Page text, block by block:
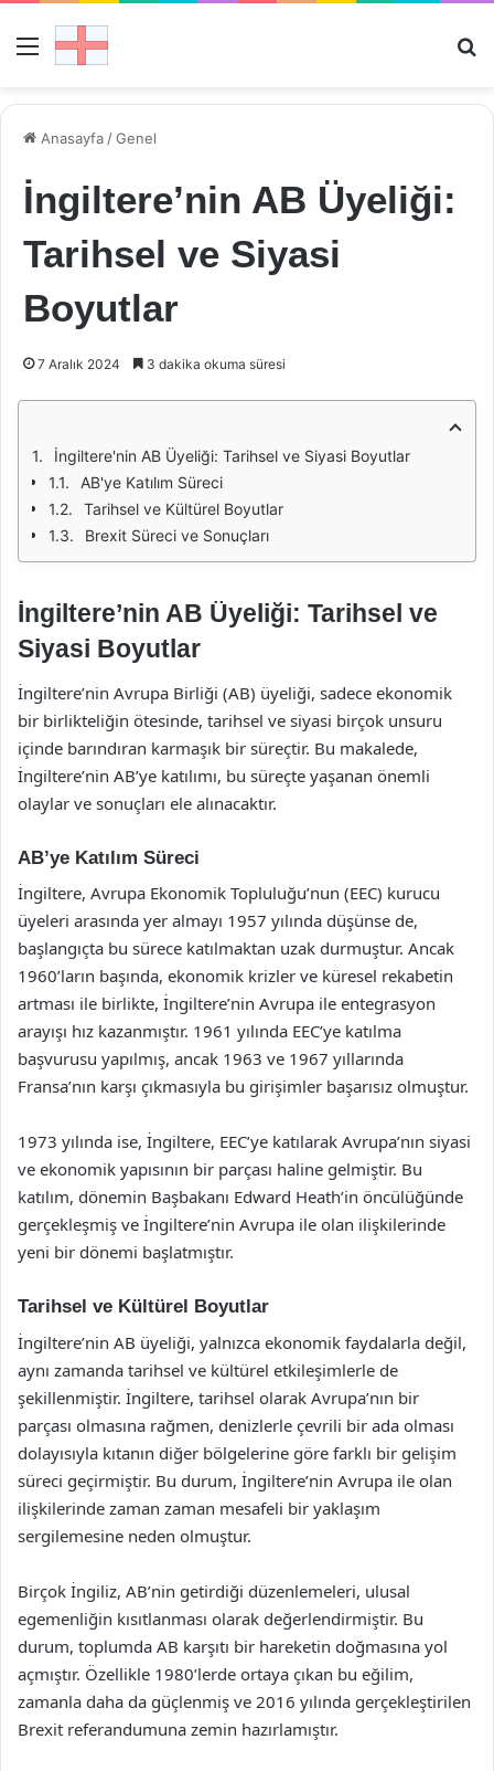
Menü
Anasayfa /Genel
İngiltere’nin AB Üyeliği:
Tarihsel ve Siyasi
Boyutlar
7 Aralık 2024 3 dakika okuma süresi
İngiltere'nin AB Üyeliği: Tarihsel ve Siyasi Boyutlar
AB'ye Katılım Süreci
Tarihsel ve Kültürel Boyutlar
Brexit Süreci ve Sonuçları
İngiltere’nin AB Üyeliği: Tarihsel ve
Siyasi Boyutlar
İngiltere’nin Avrupa Birliği (AB) üyeliği, sadece ekonomik
bir birlikteliğin ötesinde, tarihsel ve siyasi birçok unsuru
içinde barındıran karmaşık bir süreçtir. Bu makalede,
İngiltere’nin AB’ye katılımı, bu süreçte yaşanan önemli
olaylar ve sonuçları ele alınacaktır.
AB’ye Katılım Süreci
İngiltere, Avrupa Ekonomik Topluluğu’nun (EEC) kurucu
üyeleri arasında yer almayı 1957 yılında düşünse de,
başlangıçta bu sürece katılmaktan uzak durmuştur. Ancak
1960’ların başında, ekonomik krizler ve küresel rekabetin
artması ile birlikte, İngiltere’nin Avrupa ile entegrasyon
arayışı hız kazanmıştır. 1961 yılında EEC’ye katılma
başvurusu yapılmış, ancak 1963 ve 1967 yıllarında
Fransa’nın karşı çıkmasıyla bu girişimler başarısız olmuştur.
1973 yılında ise, İngiltere, EEC’ye katılarak Avrupa’nın siyasi
ve ekonomik yapısının bir parçası haline gelmiştir. Bu
katılım, dönemin Başbakanı Edward Heath’in öncülüğünde
gerçekleşmiş ve İngiltere’nin Avrupa ile olan ilişkilerinde
yeni bir dönemi başlatmıştır.
Tarihsel ve Kültürel Boyutlar
İngiltere’nin AB üyeliği, yalnızca ekonomik faydalarla değil,
aynı zamanda tarihsel ve kültürel etkileşimlerle de
şekillenmiştir. İngiltere, tarihsel olarak Avrupa’nın bir
parçası olmasına rağmen, denizlerle çevrili bir ada olması
dolayısıyla kıtanın diğer bölgelerine göre farklı bir gelişim
süreci geçirmiştir. Bu durum, İngiltere’nin Avrupa ile olan
ilişkilerinde zaman zaman mesafeli bir yaklaşım
sergilemesine neden olmuştur.
Birçok İngiliz, AB’nin getirdiği düzenlemeleri, ulusal
egemenliğin kısıtlanması olarak değerlendirmiştir. Bu
durum, toplumda AB karşıtı bir hareketin doğmasına yol
açmıştır. Özellikle 1980’lerde ortaya çıkan bu eğilim,
zamanla daha da güçlenmiş ve 2016 yılında gerçekleştirilen
Brexit referandumuna zemin hazırlamıştır.